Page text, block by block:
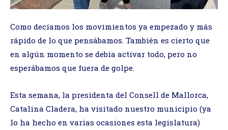
Como decíamos los movimientos ya empezado y más
rápido de lo que pensábamos. También es cierto que
en algún momento se debía activar todo, pero no
esperábamos que fuera de golpe.
Esta semana, la presidenta del Consell de Mallorca,
Catalina Cladera, ha visitado nuestro municipio (ya
lo ha hecho en varias ocasiones esta legislatura)